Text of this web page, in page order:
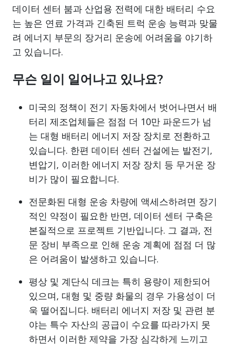
데이터 센터 붐과 산업용 전력에 대한 배터리 수요
는 높은 연료 가격과 긴축된 트럭 운송 능력과 맞물
려 에너지 부문의 장거리 운송에 어려움을 야기하
고 있습니다.
무슨 일이 일어나고 있나요?
미국의 정책이 전기 자동차에서 벗어나면서 배
터리 제조업체들은 점점 더 10만 파운드가 넘
는 대형 배터리 에너지 저장 장치로 전환하고
있습니다. 한편 데이터 센터 건설에는 발전기,
변압기, 이러한 에너지 저장 장치 등 무거운 장
비가 많이 필요합니다.
전문화된 대형 운송 차량에 액세스하려면 장기
적인 약정이 필요한 반면, 데이터 센터 구축은
본질적으로 프로젝트 기반입니다. 그 결과, 전
문 장비 부족으로 인해 운송 계획에 점점 더 많
은 어려움이 발생하고 있습니다.
평상 및 계단식 데크는 특히 용량이 제한되어
있으며, 대형 및 중량 화물의 경우 가용성이 더
욱 떨어집니다. 배터리 에너지 저장 및 관련 분
야는 특수 자산의 공급이 수요를 따라가지 못
하면서 이러한 제약을 가장 심각하게 느끼고